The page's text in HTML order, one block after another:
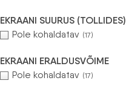
EKRAANI SUURUS (TOLLIDES)
Pole kohaldatav (17)
EKRAANI ERALDUSVÕIME
Pole kohaldatav (17)